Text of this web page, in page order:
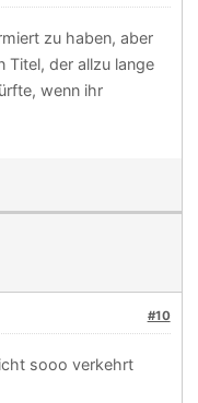
zu haben, aber
Titel, der allzu lange
wenn ihr
#10
sooo verkehrt